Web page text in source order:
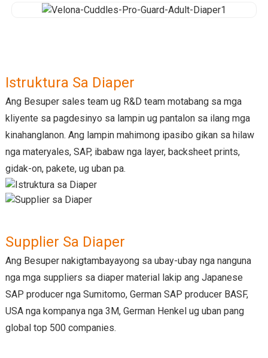
Istruktura Sa Diaper
Ang Besuper sales team ug R&D team motabang sa mga
kliyente sa pagdesinyo sa lampin ug pantalon sa ilang mga
kinahanglanon. Ang lampin mahimong ipasibo gikan sa hilaw
nga materyales, SAP, ibabaw nga layer, backsheet prints,
gidak-on, pakete, ug uban pa.
Supplier Sa Diaper
Ang Besuper nakigtambayayong sa ubay-ubay nga nanguna
nga mga suppliers sa diaper material lakip ang Japanese
SAP producer nga Sumitomo, German SAP producer BASF,
USA nga kompanya nga 3M, German Henkel ug uban pang
global top 500 companies.